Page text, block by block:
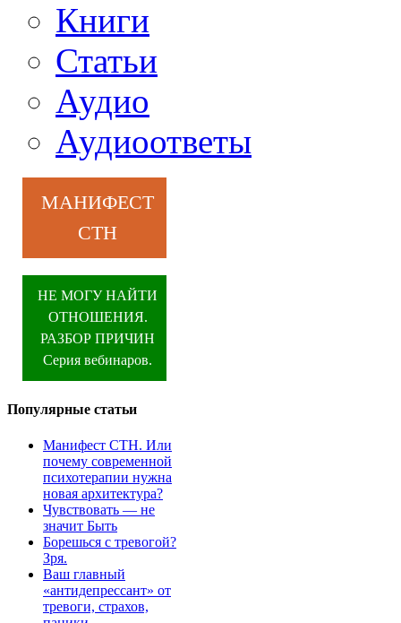
Книги
Статьи
Аудио
Аудиоответы
МАНИФЕСТ
СТН
НЕ МОГУ НАЙТИ
ОТНОШЕНИЯ.
РАЗБОР ПРИЧИН
Серия вебинаров.
Популярные статьи
Манифест СТН. Или
почему современной
психотерапии нужна
новая архитектура?
Чувствовать — не
значит Быть
Борешься с тревогой?
Зря.
Ваш главный
«антидепрессант» от
тревоги, страхов,